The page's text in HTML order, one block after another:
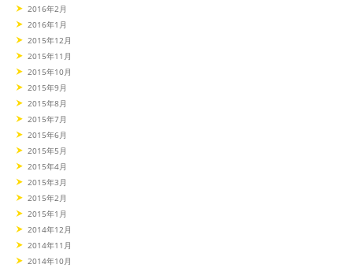
2016年2月
2016年1月
2015年12月
2015年11月
2015年10月
2015年9月
2015年8月
2015年7月
2015年6月
2015年5月
2015年4月
2015年3月
2015年2月
2015年1月
2014年12月
2014年11月
2014年10月